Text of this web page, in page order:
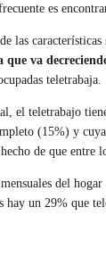
es
las
que va
teletrabaja.
el teletrabajo
(15%) y
de que entre
del hogar
hay un 29% que